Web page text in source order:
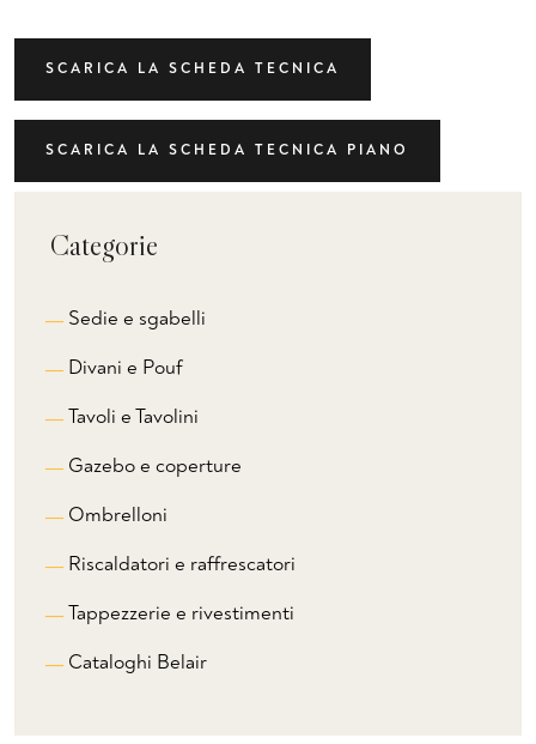
SCARICA LA SCHEDA TECNICA
SCARICA LA SCHEDA TECNICA PIANO
Categorie
Sedie e sgabelli
Divani e Pouf
Tavoli e Tavolini
Gazebo e coperture
Ombrelloni
Riscaldatori e raffrescatori
Tappezzerie e rivestimenti
Cataloghi Belair